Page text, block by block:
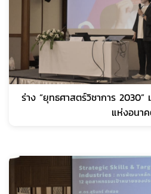
ร่าง “ยุทธศาสตร์วิชาการ
แห่งอนา